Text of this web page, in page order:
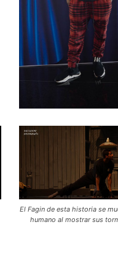
El Fagin de esta historia se
humano al mostrar sus